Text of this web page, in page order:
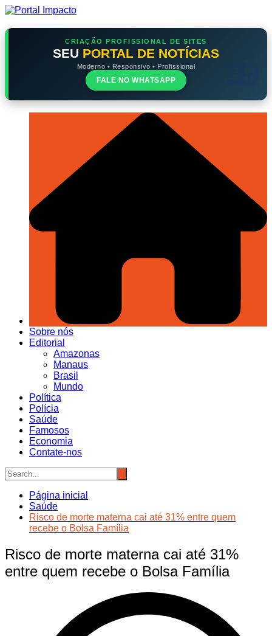
Ir
o
CRIAÇÃO PROFISSIONAL DE SITES
SEU PORTAL DE NOTÍCIAS
Moderno • Responsivo • Profissional
FALE NO WHATSAPP
Sobre nós
Editorial
Amazonas
Manaus
Brasil
Mundo
Política
Polícia
Saúde
Famosos
Economia
Contate-nos
Página inicial
Saúde
Risco de morte materna cai até 31% entre quem
recebe o Bolsa Família
Risco de morte materna cai até 31%
entre quem recebe o Bolsa Família